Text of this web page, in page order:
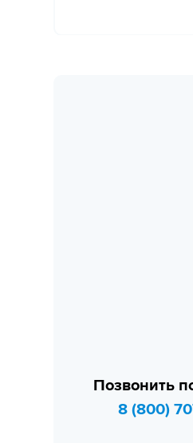
Позвонить
8 (800)